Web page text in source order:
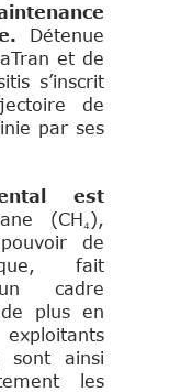
Détenue
et de
s’inscrit
de
par ses
est
(CH₄),
de
fait
cadre
plus en
sont ainsi
les